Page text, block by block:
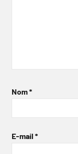
Nom*
E-mail *